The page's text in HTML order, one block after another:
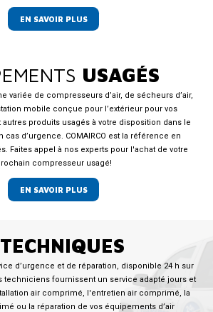
EN SAVOIR PLUS
USAGÉS
variée de compresseurs d’air, de sécheurs d’air,
mobile conçue pour l’extérieur pour vos
autres produits usagés à votre disposition dans le
cas d’urgence. COMAIRCO est la référence en
Faites appel à nos experts pour l'achat de votre
compresseur usagé!
EN SAVOIR PLUS
TECHNIQUES
d’urgence et de réparation, disponible 24 h sur
techniciens fournissent un service adapté jours et
air comprimé, l'entretien air comprimé, la
ou la réparation de vos équipements d’air